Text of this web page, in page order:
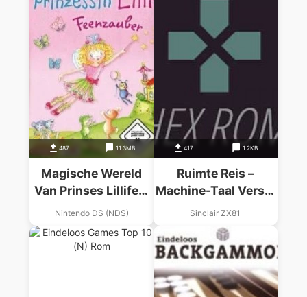
487 11.3MB
Magische Wereld
Van Prinses Lillifee,
De
Nintendo DS (NDS)
417 1.2KB
Ruimte Reis –
Machine-Taal Versie
(19xx)(-)(nl)
Sinclair ZX81